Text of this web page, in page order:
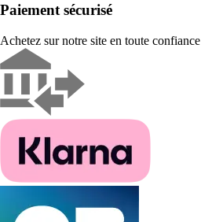
Paiement sécurisé
Achetez sur notre site en toute confiance